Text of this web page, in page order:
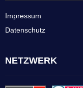
Impressum
Datenschutz
NETZWERK